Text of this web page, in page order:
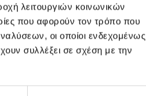
λειτουργιών κοινωνικών
που αφορούν τον τρόπο που
οι οποίοι ενδεχομένως
συλλέξει σε σχέση με την